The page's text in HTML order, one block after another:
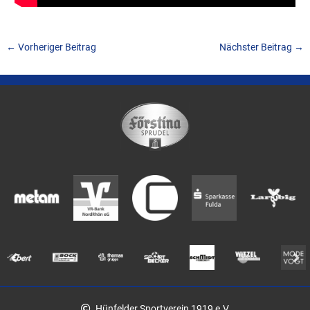
← Vorheriger Beitrag Nächster Beitrag →